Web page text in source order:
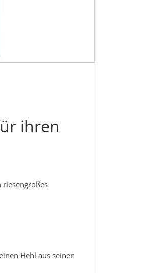
ihren
riesengroßes
Hehl aus seiner